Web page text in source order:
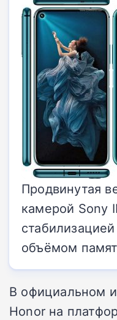
Продвинутая
камерой Sony
объёмом
В официальном
Honor на